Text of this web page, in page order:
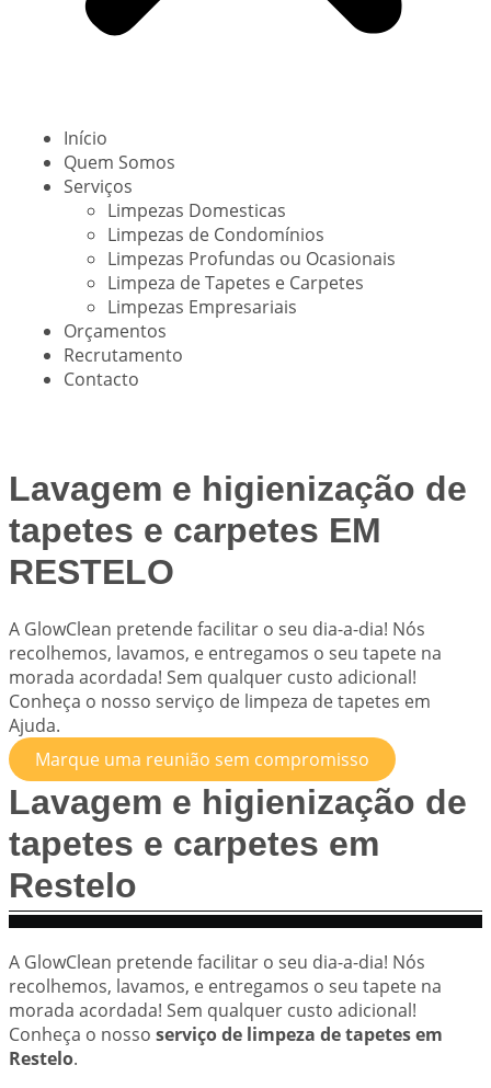
Início
Quem Somos
Serviços
Limpezas Domesticas
Limpezas de Condomínios
Limpezas Profundas ou Ocasionais
Limpeza de Tapetes e Carpetes
Limpezas Empresariais
Orçamentos
Recrutamento
Contacto
Lavagem e higienização de
tapetes e carpetes EM
RESTELO
A GlowClean pretende facilitar o seu dia-a-dia! Nós
recolhemos, lavamos, e entregamos o seu tapete na
morada acordada! Sem qualquer custo adicional!
Conheça o nosso serviço de limpeza de tapetes em
Ajuda.
Marque uma reunião sem compromisso
Lavagem e higienização de
tapetes e carpetes em
Restelo
A GlowClean pretende facilitar o seu dia-a-dia! Nós
recolhemos, lavamos, e entregamos o seu tapete na
morada acordada! Sem qualquer custo adicional!
Conheça o nosso serviço de limpeza de tapetes em
Restelo.